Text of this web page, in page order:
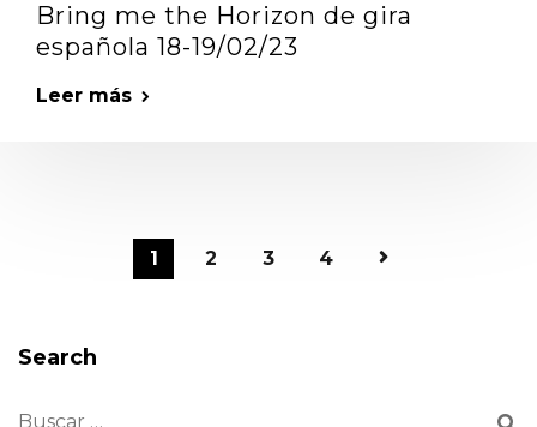
Bring me the Horizon de gira
española 18-19/02/23
Leer más
1 2 3 4
Search